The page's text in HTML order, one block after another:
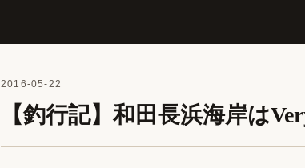
2016-05-22
【釣行記】和田長浜海岸は